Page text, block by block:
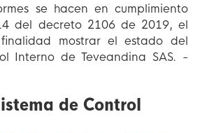
se hacen en cumplimiento
del decreto 2106 de 2019, el
mostrar el estado del
Interno de Teveandina SAS. -
de Control